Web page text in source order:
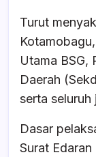
Turut
Utama BSG,
Daerah
serta seluruh
Dasar
Surat